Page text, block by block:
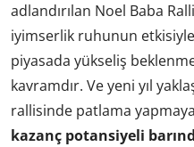
adlandırılan Noel Baba
iyimserlik ruhunun etkisiyle
piyasada yükseliş
kavramdır. Ve yeni yıl
rallisinde patlama
kazanç potansiyeli